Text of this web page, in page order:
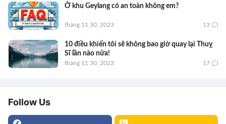
Ở khu Geylang có an toàn không em?
tháng 11 30, 2023 13
10 điều khiến tôi sẽ không bao giờ quay lại Thuỵ
Sĩ lần nào nữa!
tháng 11 30, 2023 17
Follow Us